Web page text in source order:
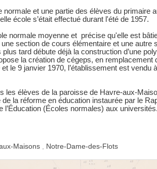
normale et une partie des élèves du primaire
école s’était effectué durant l'été de 1957.
normale moyenne et précise qu'elle est
section de cours élémentaire et une autre
tard débute déjà la construction d’une
la création de cégeps, en remplacement
le 9 janvier 1970, l’établissement est
les élèves de la paroisse de Havre-aux-
la réforme en éducation instaurée par le
l’Éducation (Écoles normales) aux universités.
Maisons Notre-Dame-des-Flots